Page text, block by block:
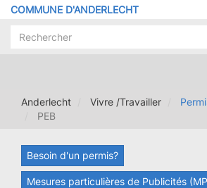
Aller
contenu
COMMUNE D'ANDERLECHT
Anderlecht
Vivre /Travailler
PEB
Besoin d'un permis?
Mesures particulières de Publicités